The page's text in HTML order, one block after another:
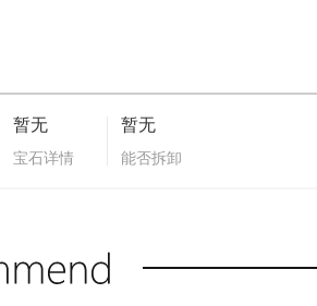
暂无
宝石详情
暂无
能否拆卸